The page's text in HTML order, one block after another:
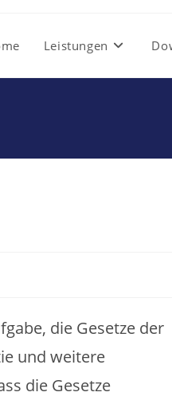
Leistungen
die Gesetze der
und weitere
die Gesetze